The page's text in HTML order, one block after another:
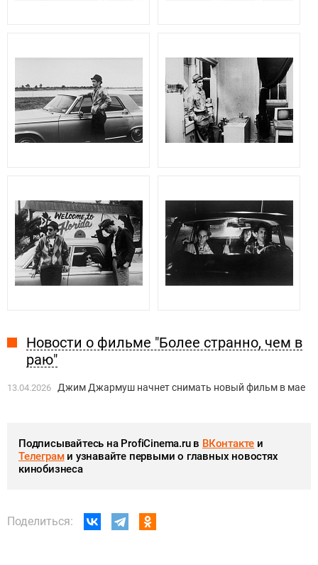
Новости о фильме "Более странно, чем в
раю"
13.04.2026 Джим Джармуш начнет снимать новый фильм в мае
Подписывайтесь на ProfiCinema.ru в ВКонтакте и
Телеграми узнавайте первыми о главных новостях
кинобизнеса
Поделиться: